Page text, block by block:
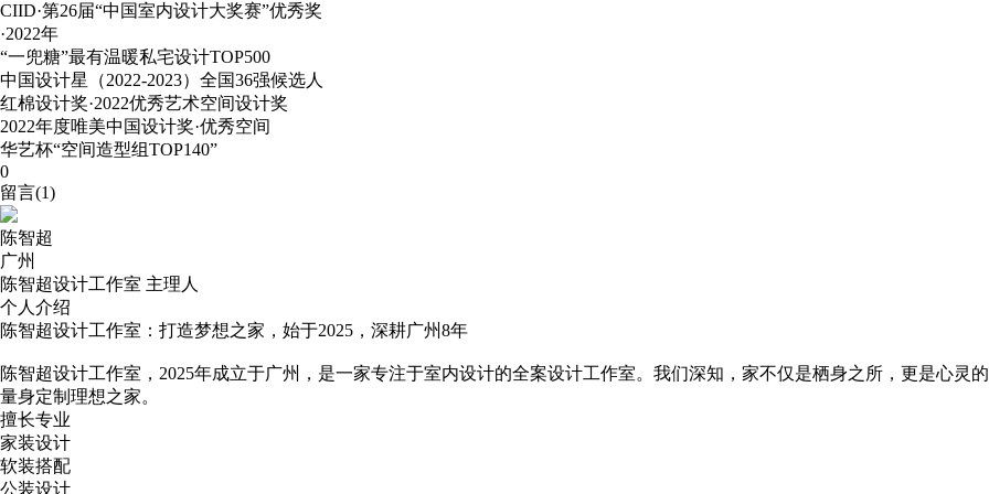
CIID·第26届“中国室内设计大奖赛”优秀奖
·2022年
“一兜糖”最有温暖私宅设计TOP500
中国设计星（2022-2023）全国36强候选人
红棉设计奖·2022优秀艺术空间设计奖
2022年度唯美中国设计奖·优秀空间
华艺杯“空间造型组TOP140”
0
留言(1)
陈智超
广州
陈智超设计工作室 主理人
个人介绍
陈智超设计工作室：打造梦想之家，始于2025，深耕广州8年
陈智超设计工作室，2025年成立于广州，是一家专注于室内设计的全案设计工作室。我们深知，家不仅是栖身之所，更是心灵
量身定制理想之家。
擅长专业
家装设计
软装搭配
公装设计